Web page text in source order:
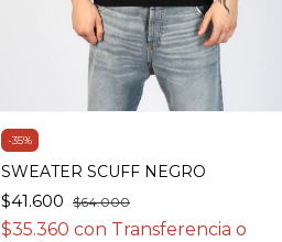
-35%
SWEATER SCUFF NEGRO
$41.600 $64.000
$35.360 con Transferencia o